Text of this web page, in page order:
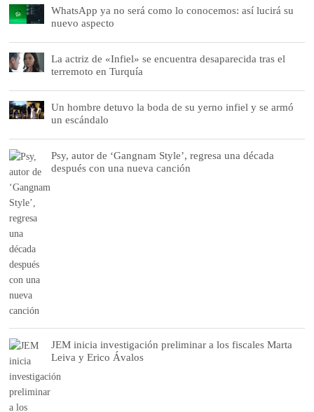
WhatsApp ya no será como lo conocemos: así lucirá su
nuevo aspecto
La actriz de «Infiel» se encuentra desaparecida tras el
terremoto en Turquía
Un hombre detuvo la boda de su yerno infiel y se armó
un escándalo
Psy, autor de ‘Gangnam Style’, regresa una década
después con una nueva canción
JEM inicia investigación preliminar a los fiscales Marta
Leiva y Erico Ávalos